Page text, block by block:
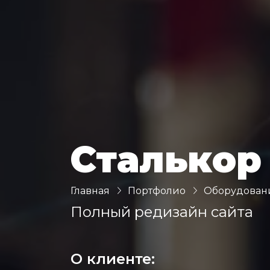
Сталькор
Главная Портфолио
Полный редизайн сайта
О клиенте: